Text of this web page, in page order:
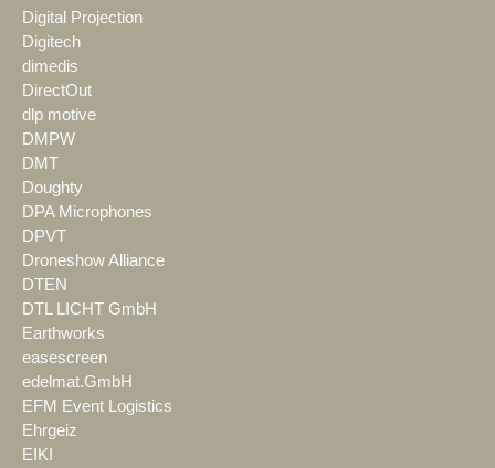
Digital Projection
Digitech
dimedis
DirectOut
dlp motive
DMPW
DMT
Doughty
DPA Microphones
DPVT
Droneshow Alliance
DTEN
DTL LICHT GmbH
Earthworks
easescreen
edelmat.GmbH
EFM Event Logistics
Ehrgeiz
EIKI